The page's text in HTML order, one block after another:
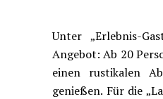
Unter „Erlebnis-
Angebot: Ab 20
einen rustikalen
genießen. Für die